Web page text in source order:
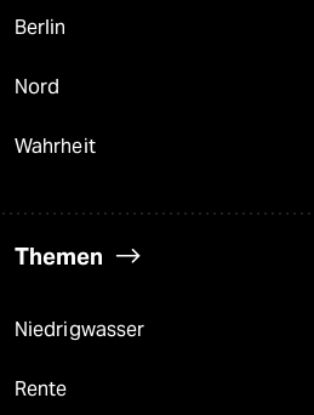
Berlin
Nord
Wahrheit
Themen
Niedrigwasser
Rente